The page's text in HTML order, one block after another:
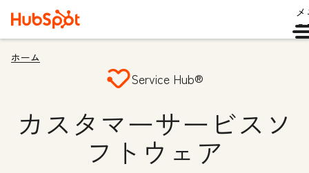
ホーム
Service Hub®
カスタマーサービスソ
フトウェア